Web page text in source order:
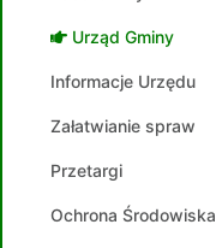
Urząd Gminy
Informacje Urzędu
Załatwianie spraw
Przetargi
Ochrona Środowiska